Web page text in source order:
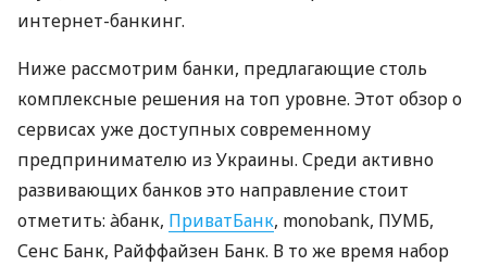
интернет-банкинг.
Ниже рассмотрим банки, предлагающие столь
комплексные решения на топ уровне. Этот обзор о
сервисах уже доступных современному
предпринимателю из Украины. Среди активно
развивающих банков это направление стоит
отметить: àбанк, ПриватБанк, monobank, ПУМБ,
Сенс Банк, Райффайзен Банк. В то же время набор